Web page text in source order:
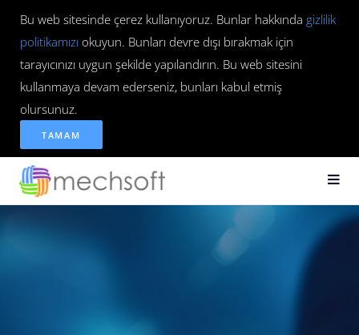
Bu web sitesinde çerez kullanıyoruz. Bunlar hakkında gizlilik
politikamızı okuyun. Bunları devre dışı bırakmak için
tarayıcınızı uygun şekilde yapılandırın. Bu web sitesini
kullanmaya devam ederseniz, bunları kabul etmiş
olursunuz.
TAMAM